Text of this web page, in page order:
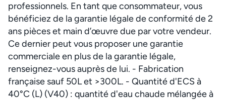
professionnels. En tant que consommateur, vous
bénéficiez de la garantie légale de conformité de 2
ans pièces et main d’œuvre due par votre vendeur.
Ce dernier peut vous proposer une garantie
commerciale en plus de la garantie légale,
renseignez-vous auprès de lui. - Fabrication
française sauf 50L et >300L. - Quantité d'ECS à
40°C (L) (V40) : quantité d'eau chaude mélangée à